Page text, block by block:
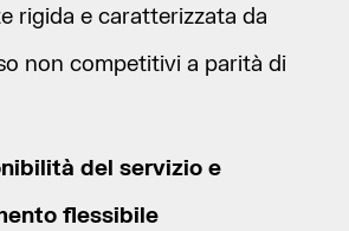
rigida e caratterizzata da
non competitivi a parità di
del servizio e
flessibile